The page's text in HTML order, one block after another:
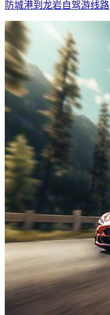
防城港到龙岩自驾游线路